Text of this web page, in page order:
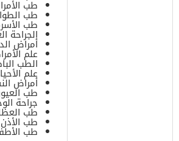
طب
طب
طب
الجراحة
أمراض
علم
الطب
علم
أمراض
طب
جراحة
طب
طب الأذن
طب